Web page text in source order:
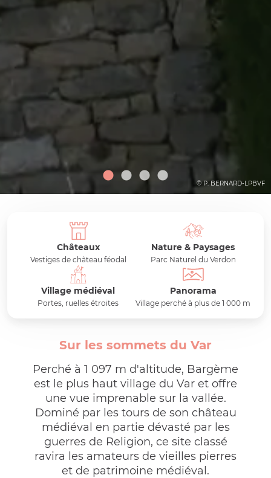
© P. BERNARD-LPBVF
Châteaux
Vestiges de château féodal
Nature & Paysages
Parc Naturel du Verdon
Village médiéval
Portes, ruelles étroites
Panorama
Village perché à plus de 1 000 m
Sur les sommets du Var
Perché à 1 097 m d'altitude, Bargème
est le plus haut village du Var et offre
une vue imprenable sur la vallée.
Dominé par les tours de son château
médiéval en partie dévasté par les
guerres de Religion, ce site classé
ravira les amateurs de vieilles pierres
et de patrimoine médiéval.